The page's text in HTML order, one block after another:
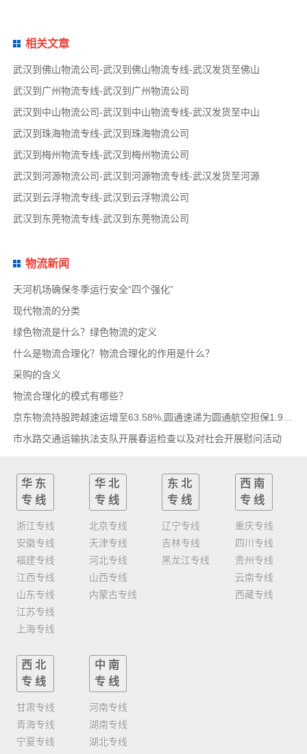
相关文章
武汉到佛山物流公司-武汉到佛山物流专线-武汉发货至佛山
武汉到广州物流专线-武汉到广州物流公司
武汉到中山物流公司-武汉到中山物流专线-武汉发货至中山
武汉到珠海物流专线-武汉到珠海物流公司
武汉到梅州物流专线-武汉到梅州物流公司
武汉到河源物流公司-武汉到河源物流专线-武汉发货至河源
武汉到云浮物流专线-武汉到云浮物流公司
武汉到东莞物流专线-武汉到东莞物流公司
物流新闻
天河机场确保冬季运行安全“四个强化”
现代物流的分类
绿色物流是什么？绿色物流的定义
什么是物流合理化？物流合理化的作用是什么？
采购的含义
物流合理化的模式有哪些？
市水路交通运输执法支队开展春运检查以及对社会开展慰问活动
华东
专线
浙江专线
安徽专线
福建专线
江西专线
山东专线
江苏专线
上海专线
华北
专线
北京专线
天津专线
河北专线
山西专线
内蒙古专线
东北
专线
辽宁专线
吉林专线
黑龙江专线
西南
专线
重庆专线
四川专线
贵州专线
云南专线
西藏专线
西北
专线
甘肃专线
青海专线
宁夏专线
中南
专线
河南专线
湖南专线
湖北专线